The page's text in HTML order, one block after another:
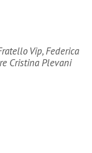
Vip, Federica
Cristina Plevani